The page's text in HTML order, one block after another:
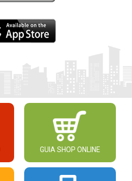
GUIA SHOP ONLINE